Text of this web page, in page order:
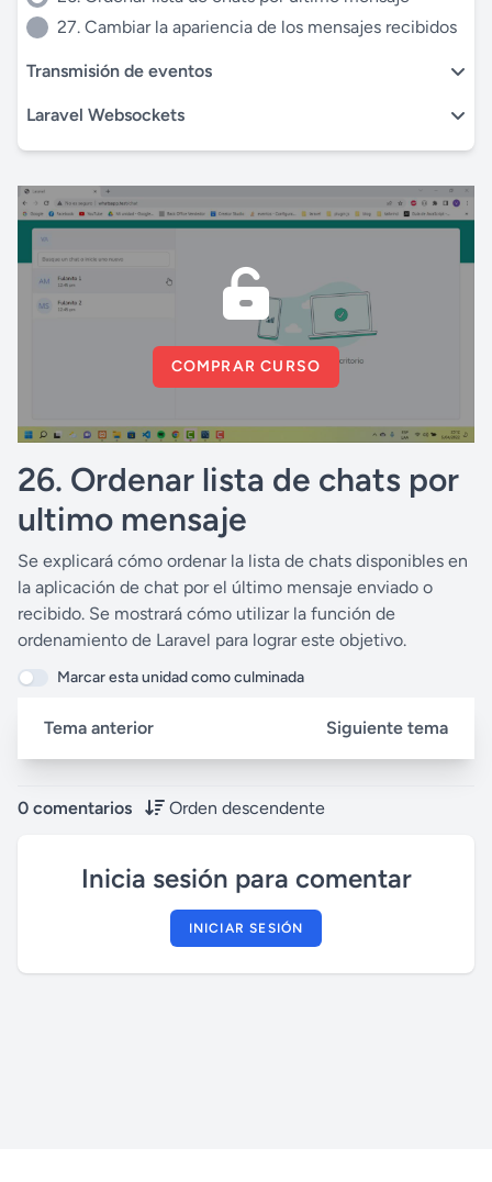
COMPRAR CURSO
26. Ordenar lista de chats por
ultimo mensaje
Se explicará cómo ordenar la lista de chats disponibles en
la aplicación de chat por el último mensaje enviado o
recibido. Se mostrará cómo utilizar la función de
ordenamiento de Laravel para lograr este objetivo.
Marcar esta unidad como culminada
Tema anterior Siguiente tema
0 comentarios Orden descendente
Inicia sesión para comentar
INICIAR SESIÓN
27. Cambiar la apariencia de los mensajes recibidos
Transmisión de eventos
Laravel Websockets